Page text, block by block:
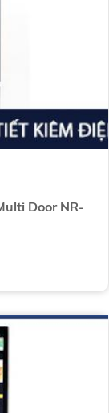
Door NR-